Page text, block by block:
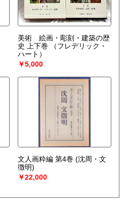
美術 絵画・彫刻・建築の歴
史 上下巻
（フレデリック・
ハート）
￥5,000
文人画粋編 第4巻 (沈周・文
徴明)
￥22,000